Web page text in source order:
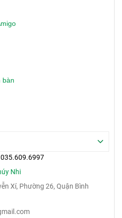
bàn
Nhi
Xí, Phường 26, Quận Bình